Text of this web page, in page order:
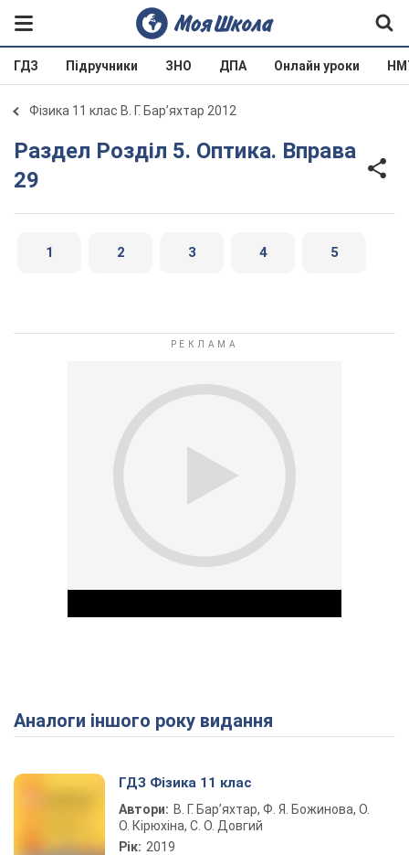
ГДЗ Підручники ЗНО ДПА Онлайн уроки
Фізика 11 клас В. Г. Бар’яхтар 2012
Раздел Розділ 5. Оптика. Вправа
29
1 2 3 4 5
Play Video
Аналоги іншого року видання
ГДЗ Фізика 11 клас
Автори: В. Г. Бар’яхтар, Ф. Я. Божинова, О.
О. Кірюхіна, С. О. Довгий
Рік: 2019